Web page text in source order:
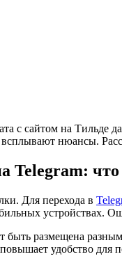
с сайтом на Тильде
нюансы.
Telegram: что
Для перехода в
устройствах.
размещена
удобство для